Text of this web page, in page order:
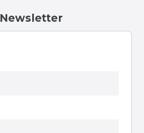
Newsletter